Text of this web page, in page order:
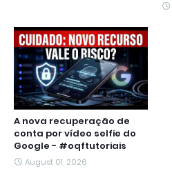
A nova recuperação de
conta por vídeo selfie do
Google - #oqftutoriais
August 01, 2026